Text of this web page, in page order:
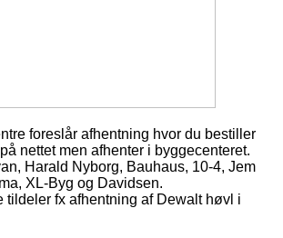
foreslår afhentning hvor du bestiller
nettet men afhenter i byggecenteret.
Harald Nyborg, Bauhaus, 10-4, Jem
XL-Byg og Davidsen.
tildeler fx afhentning af Dewalt høvl i